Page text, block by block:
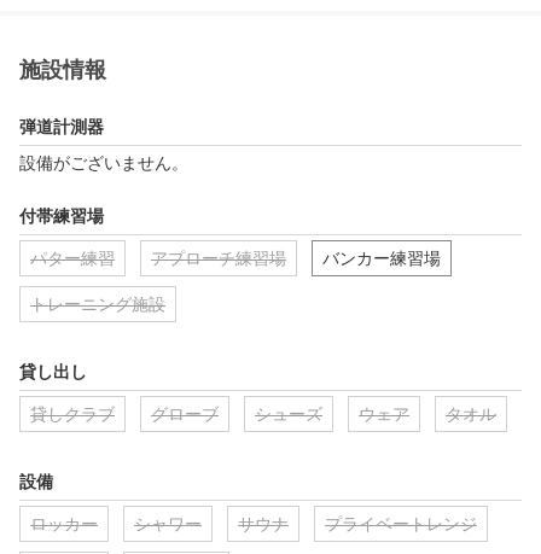
施設情報
弾道計測器
設備がございません。
付帯練習場
パター練習 アプローチ練習場 バンカー練習場
トレーニング施設
貸し出し
貸しクラブ グローブ シューズ ウェア タオル
設備
ロッカー シャワー サウナ プライベートレンジ